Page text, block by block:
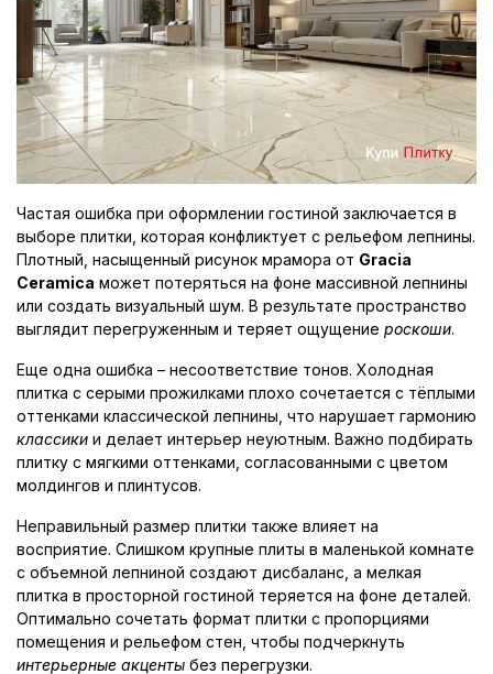
Частая ошибка при оформлении гостиной заключается в
выборе плитки, которая конфликтует с рельефом лепнины.
Плотный, насыщенный рисунок мрамора от Gracia
Ceramica может потеряться на фоне массивной лепнины
или создать визуальный шум. В результате пространство
выглядит перегруженным и теряет ощущение роскоши.
Еще одна ошибка – несоответствие тонов. Холодная
плитка с серыми прожилками плохо сочетается с тёплыми
оттенками классической лепнины, что нарушает гармонию
классики и делает интерьер неуютным. Важно подбирать
плитку с мягкими оттенками, согласованными с цветом
молдингов и плинтусов.
Неправильный размер плитки также влияет на
восприятие. Слишком крупные плиты в маленькой комнате
с объемной лепниной создают дисбаланс, а мелкая
плитка в просторной гостиной теряется на фоне деталей.
Оптимально сочетать формат плитки с пропорциями
помещения и рельефом стен, чтобы подчеркнуть
интерьерные акценты без перегрузки.